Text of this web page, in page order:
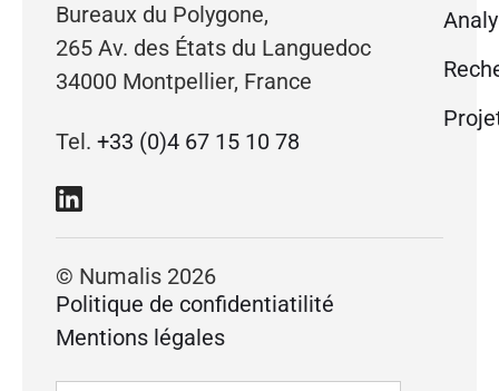
Bureaux du Polygone,
265 Av. des États du Languedoc
34000 Montpellier, France
Tel. +33 (0)4 67 15 10 78
© Numalis 2026
Politique de confidentiatilité
Mentions légales